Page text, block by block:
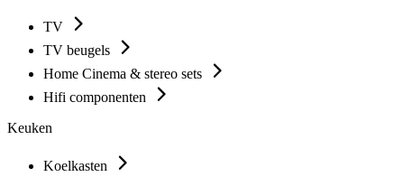
TV
TV beugels
Home Cinema & stereo sets
Hifi componenten
Keuken
Koelkasten